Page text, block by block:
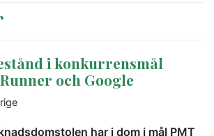
i konkurrensmål
och Google
har i dom i mål PMT